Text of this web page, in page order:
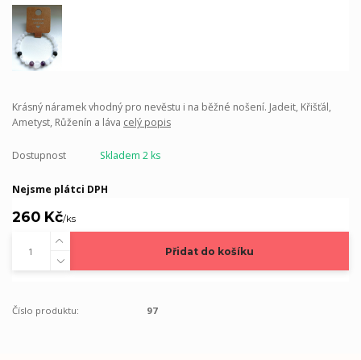
Krásný náramek vhodný pro nevěstu i na běžné nošení. Jadeit, Křišťál,
Ametyst, Růženín a láva celý popis
Dostupnost Skladem 2 ks
Nejsme plátci DPH
260 Kč/ks
Přidat do košíku
Číslo produktu: 97